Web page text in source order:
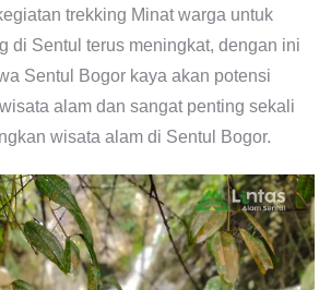
trekking Minat warga untuk
di Sentul terus meningkat, dengan ini
Sentul Bogor kaya akan potensi
alam dan sangat penting sekali
wisata alam di Sentul Bogor.